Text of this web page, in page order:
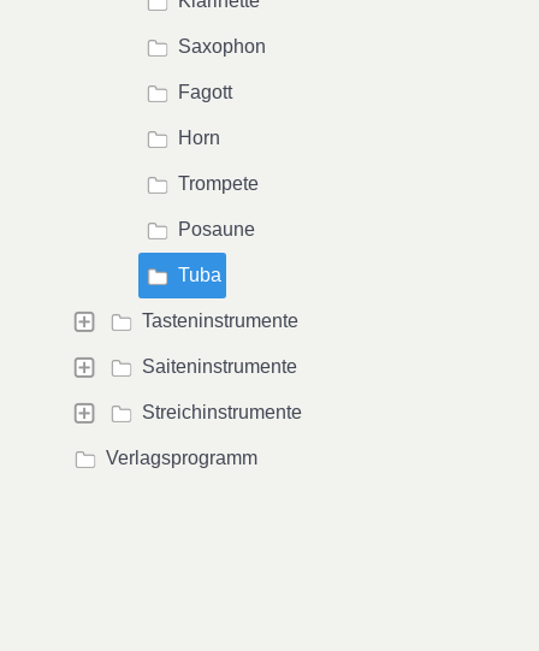
Saxophon
Fagott
Horn
Trompete
Posaune
Tuba
Tasteninstrumente
Saiteninstrumente
Streichinstrumente
Verlagsprogramm